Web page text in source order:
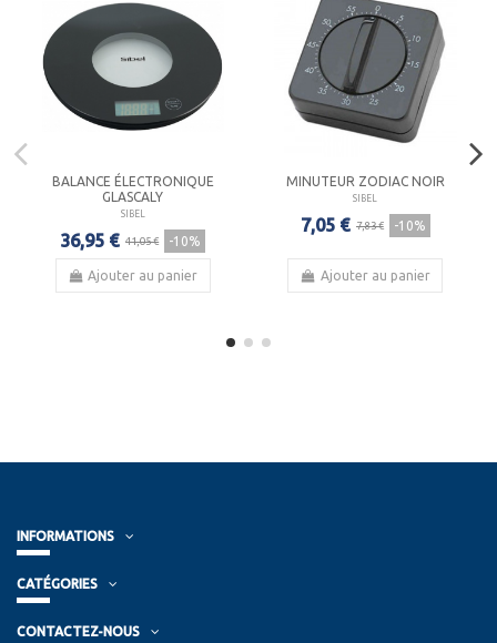
BALANCE ÉLECTRONIQUE
GLASCALY
SIBEL
36,95 € 41,05 € -10%
Ajouter au panier
MINUTEUR ZODIAC NOIR
SIBEL
7,05 € 7,83 € -10%
Ajouter au panier
INFORMATIONS
CATÉGORIES
CONTACTEZ-NOUS